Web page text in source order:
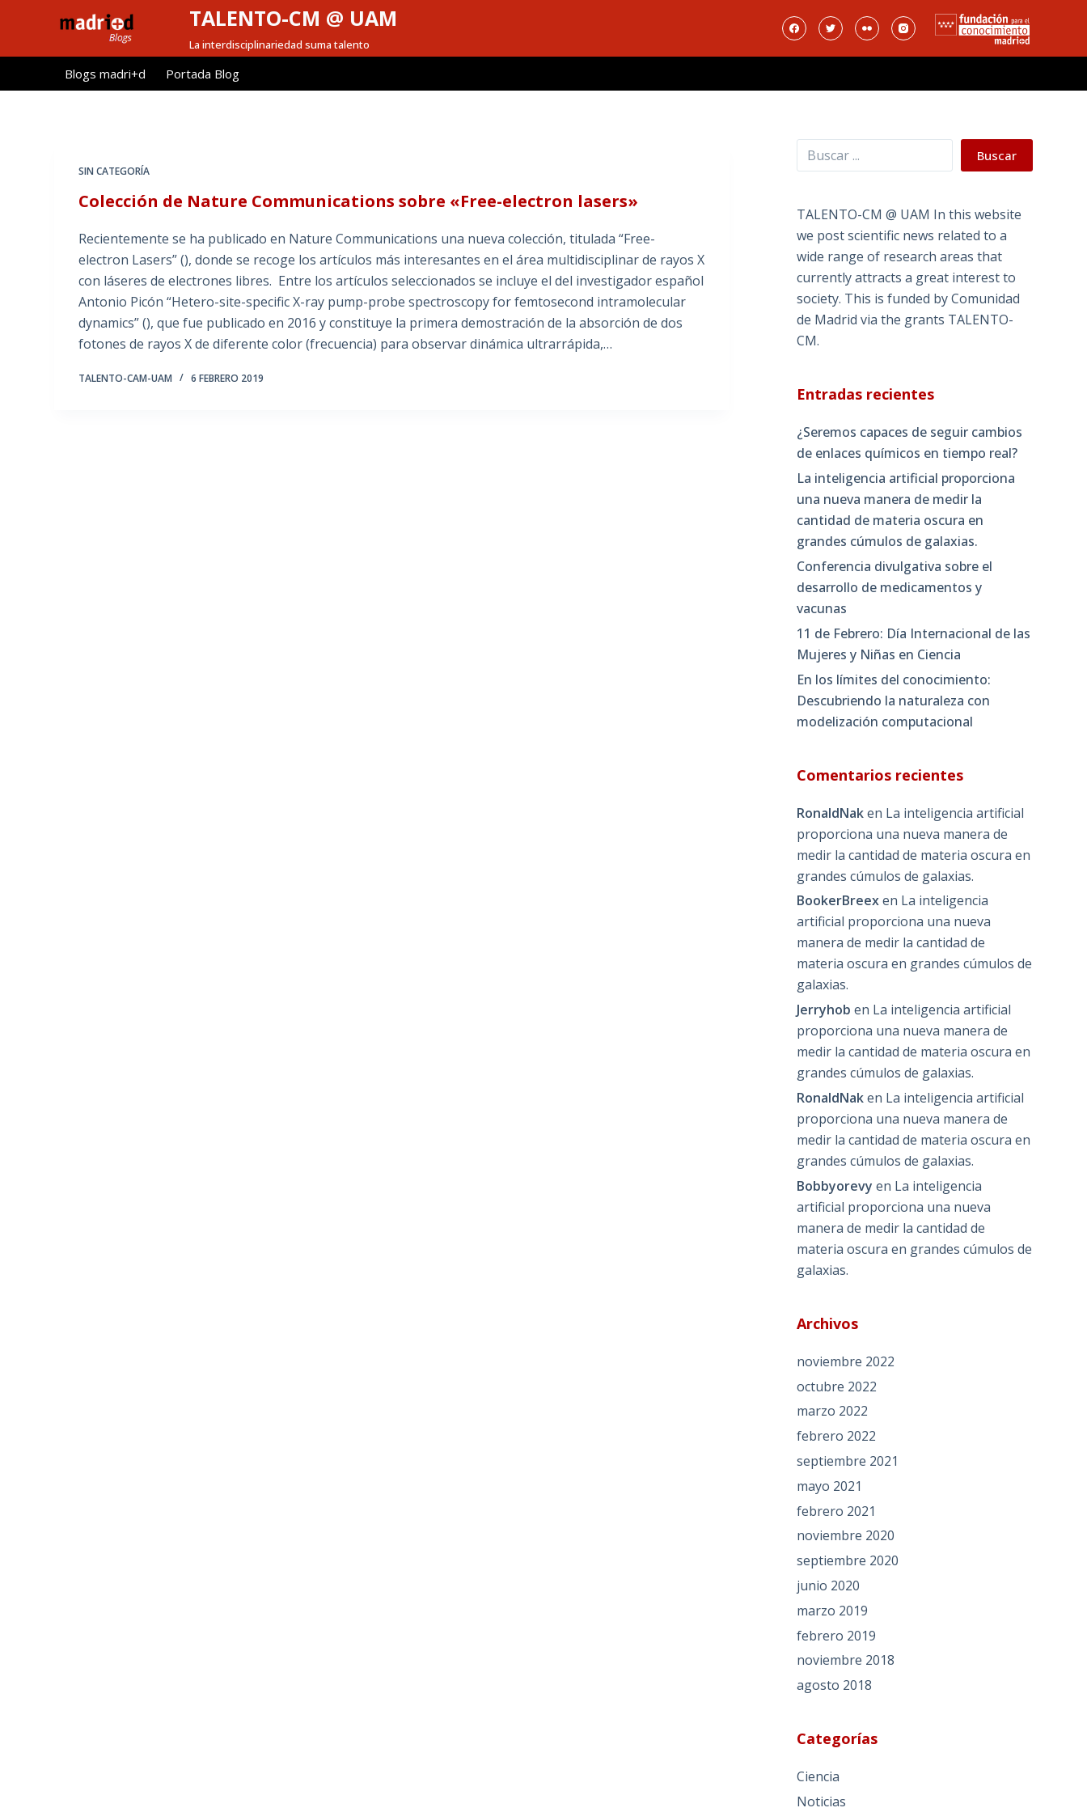
l
TALENTO-CM @ UAM
La interdisciplinariedad suma talento
Blogs madri+d Portada Blog
SIN CATEGORÍA
Colección de Nature Communications sobre «Free-electron lasers»
Recientemente se ha publicado en Nature Communications una nueva colección, titulada “Free-
electron Lasers” (), donde se recoge los artículos más interesantes en el área multidisciplinar de rayos X
con láseres de electrones libres. Entre los artículos seleccionados se incluye el del investigador español
Antonio Picón “Hetero-site-specific X-ray pump-probe spectroscopy for femtosecond intramolecular
dynamics” (), que fue publicado en 2016 y constituye la primera demostración de la absorción de dos
fotones de rayos X de diferente color (frecuencia) para observar dinámica ultrarrápida,…
TALENTO-CAM-UAM 6 FEBRERO 2019
Buscar Buscar
TALENTO-CM @ UAM In this website
we post scientific news related to a
wide range of research areas that
currently attracts a great interest to
society. This is funded by Comunidad
de Madrid via the grants TALENTO-
CM.
Entradas recientes
¿Seremos capaces de seguir cambios
de enlaces químicos en tiempo real?
La inteligencia artificial proporciona
una nueva manera de medir la
cantidad de materia oscura en
grandes cúmulos de galaxias.
Conferencia divulgativa sobre el
desarrollo de medicamentos y
vacunas
11 de Febrero: Día Internacional de las
Mujeres y Niñas en Ciencia
En los límites del conocimiento:
Descubriendo la naturaleza con
modelización computacional
Comentarios recientes
RonaldNaken La inteligencia artificial
proporciona una nueva manera de
medir la cantidad de materia oscura en
grandes cúmulos de galaxias.
BookerBreexen La inteligencia
artificial proporciona una nueva
manera de medir la cantidad de
materia oscura en grandes cúmulos de
galaxias.
Jerryhob en La inteligencia artificial
proporciona una nueva manera de
medir la cantidad de materia oscura en
grandes cúmulos de galaxias.
RonaldNaken La inteligencia artificial
proporciona una nueva manera de
medir la cantidad de materia oscura en
grandes cúmulos de galaxias.
Bobbyorevy en La inteligencia
artificial proporciona una nueva
manera de medir la cantidad de
materia oscura en grandes cúmulos de
galaxias.
Archivos
noviembre 2022
octubre 2022
marzo 2022
febrero 2022
septiembre 2021
mayo 2021
febrero 2021
noviembre 2020
septiembre 2020
junio 2020
marzo 2019
febrero 2019
noviembre 2018
agosto 2018
Categorías
Ciencia
Noticias